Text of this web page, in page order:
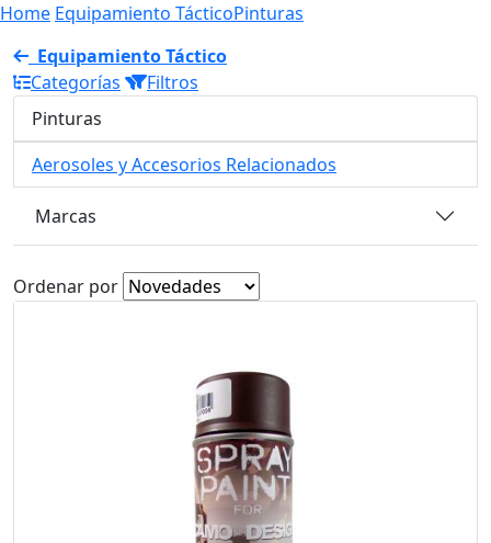
Home Equipamiento TácticoPinturas
Equipamiento Táctico
Categorías
Filtros
Pinturas
Aerosoles y Accesorios Relacionados
Marcas
Ordenar por